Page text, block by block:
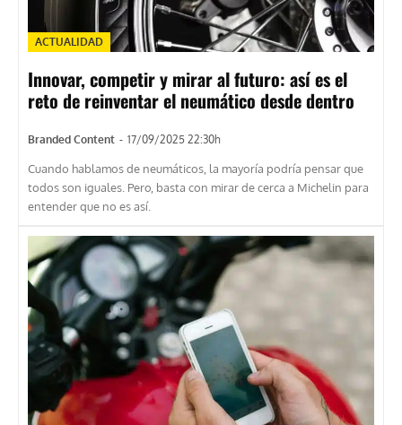
ACTUALIDAD
Innovar, competir y mirar al futuro: así es el
reto de reinventar el neumático desde dentro
Branded Content - 17/09/2025 22:30h
Cuando hablamos de neumáticos, la mayoría podría pensar que
todos son iguales. Pero, basta con mirar de cerca a Michelin para
entender que no es así.